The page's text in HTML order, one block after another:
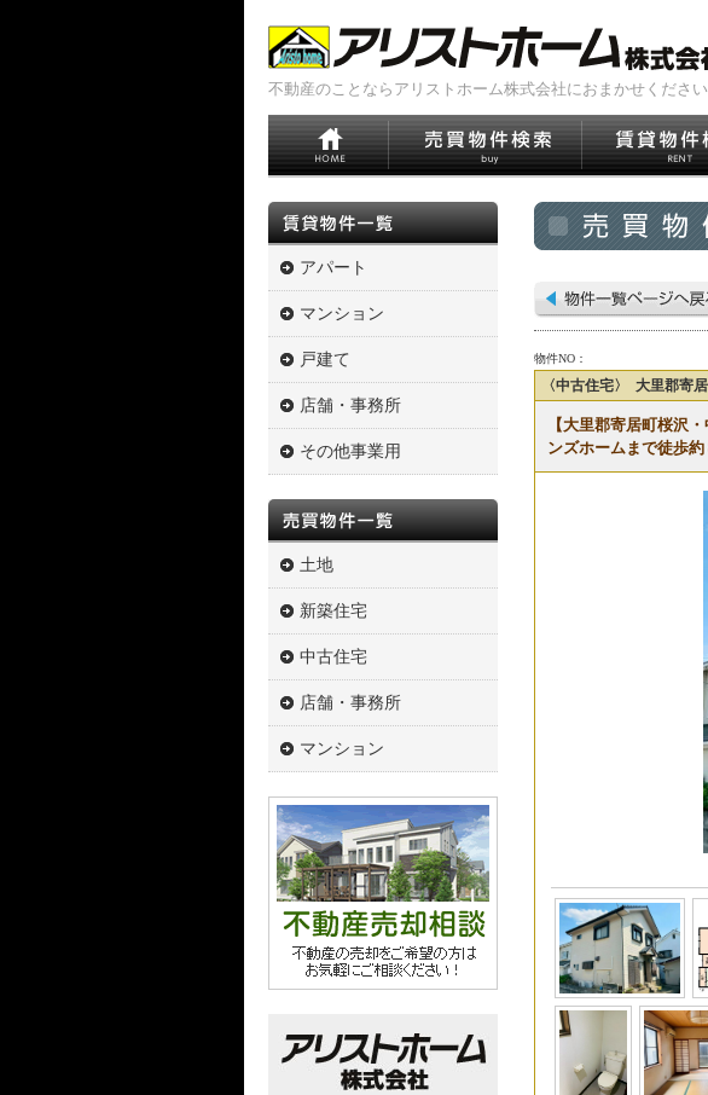
不動産のことならアリストホーム株式会社におまかせください
アパート
マンション
戸建て
店舗・事務所
その他事業用
土地
新築住宅
中古住宅
店舗・事務所
マンション
物件NO：
〈中古住宅〉 大里郡寄
【大里郡寄居町桜沢
ンズホームまで徒歩